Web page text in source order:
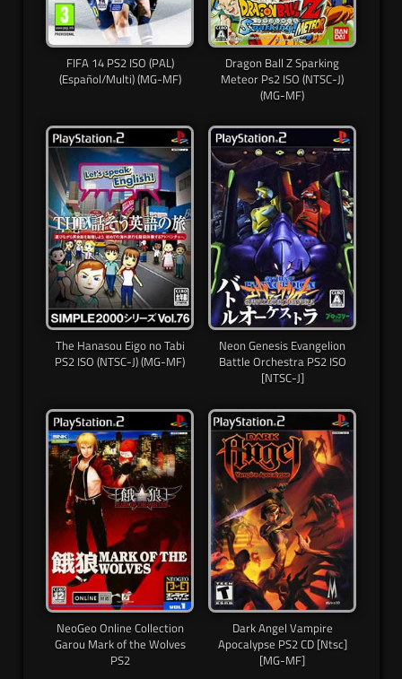
FIFA 14 PS2 ISO (PAL)
(Español/Multi) (MG-MF)
Dragon Ball Z Sparking
Meteor Ps2 ISO (NTSC-J)
(MG-MF)
The Hanasou Eigo no Tabi
PS2 ISO (NTSC-J) (MG-MF)
Neon Genesis Evangelion
Battle Orchestra PS2 ISO
[NTSC-J]
NeoGeo Online Collection
Garou Mark of the Wolves
PS2
Dark Angel Vampire
Apocalypse PS2 CD [Ntsc]
[MG-MF]